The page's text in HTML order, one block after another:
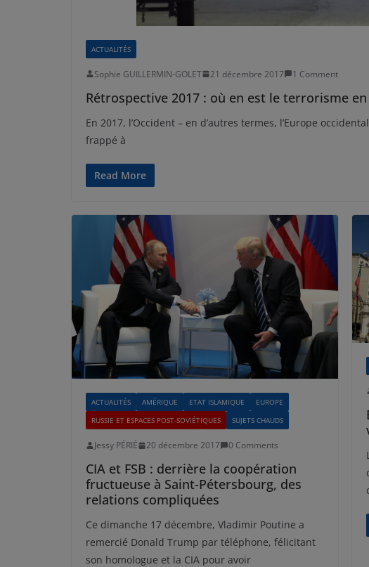
ACTUALITÉS
Sophie GUILLERMIN-GOLET 21 décembre 2017 1 Comment
Rétrospective 2017 : où en est le terrorisme
En 2017, l’Occident – en d’autres termes, l’Europe
frappé à
Read More
ACTUALITÉS AMÉRIQUE ETAT ISLAMIQUE
EUROPE
RUSSIE ET ESPACES POST-SOVIÉTIQUES
SUJETS CHAUDS
Jessy PÉRIÉ 20 décembre 2017 0 Comments
CIA et FSB : derrière la coopération
fructueuse à Saint-Pétersbourg, des
relations compliquées
Ce dimanche 17 décembre, Vladimir Poutine a
remercié Donald Trump par téléphone, félicitant
son homologue et la CIA pour avoir